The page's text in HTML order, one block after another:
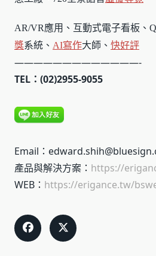
AR/VR應用、互動式電子看板、
獎系統、 AI寫作大師、 快好評
—————————————-
TEL：(02)2955-9055
Email：
產品與解決方案： https://
WEB： https://erigance.tw/